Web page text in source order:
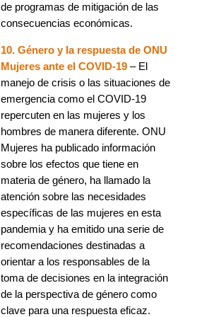
de programas de mitigación de las
consecuencias económicas.
10. Género y la respuesta de ONU
Mujeres ante el COVID-19 – El
manejo de crisis o las situaciones de
emergencia como el COVID-19
repercuten en las mujeres y los
hombres de manera diferente. ONU
Mujeres ha publicado información
sobre los efectos que tiene en
materia de género, ha llamado la
atención sobre las necesidades
específicas de las mujeres en esta
pandemia y ha emitido una serie de
recomendaciones destinadas a
orientar a los responsables de la
toma de decisiones en la integración
de la perspectiva de género como
clave para una respuesta eficaz.